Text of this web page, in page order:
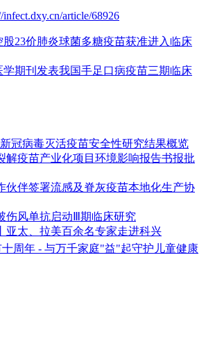
infect.dxy.cn/article/68926
股23价肺炎球菌多糖疫苗获准进入临床
学期刊发表我国手足口病疫苗三期临床
冠病毒灭活疫苗安全性研究结果概览
解疫苗产业化项目环境影响报告书报批
伙伴签署流感及脊灰疫苗本地化生产协
伤风单抗启动Ⅲ期临床研究
亚太、拉美百余名专家走进科兴
十周年 - 与万千家庭"益"起守护儿童健康